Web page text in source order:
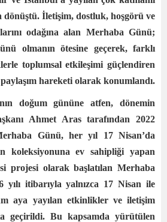
İletişim, dostluk, hoşgörü ve
odağına alan Merhaba Günü;
olmanın ötesine geçerek, farklı
toplumsal etkileşimi güçlendiren
hareketi olarak konumlandı.
doğum gününe atfen, dönemin
Ahmet Aras tarafından 2022
Günü, her yıl 17 Nisan’da
koleksiyonuna ev sahipliği yapan
projesi olarak başlatılan Merhaba
yılı itibarıyla yalnızca 17 Nisan ile
aya yayılan etkinlikler ve iletişim
geçirildi. Bu kapsamda yürütülen